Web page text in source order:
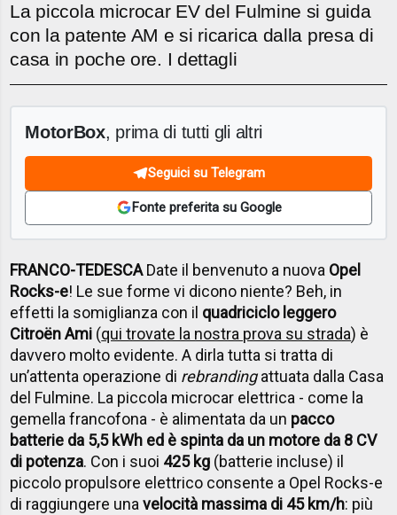
La piccola microcar EV del Fulmine si guida
con la patente AM e si ricarica dalla presa di
casa in poche ore. I dettagli
MotorBox, prima di tutti gli altri
Seguici su Telegram
Fonte preferita su Google
FRANCO-TEDESCADate il benvenuto a nuova Opel
Rocks-e! Le sue forme vi dicono niente? Beh, in
effetti la somiglianza con il quadriciclo leggero
Citroën Ami (qui trovate la nostra prova su strada) è
davvero molto evidente. A dirla tutta si tratta di
un’attenta operazione di rebrandingattuata dalla Casa
del Fulmine. La piccola microcar elettrica - come la
gemella francofona - è alimentata da un pacco
batterie da 5,5 kWh ed è spinta da un motore da 8 CV
di potenza. Con i suoi 425 kg (batterie incluse) il
piccolo propulsore elettrico consente a Opel Rocks-e
di raggiungere unavelocità massima di 45 km/h: più